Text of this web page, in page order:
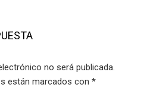
no será publicada.
están marcados con *